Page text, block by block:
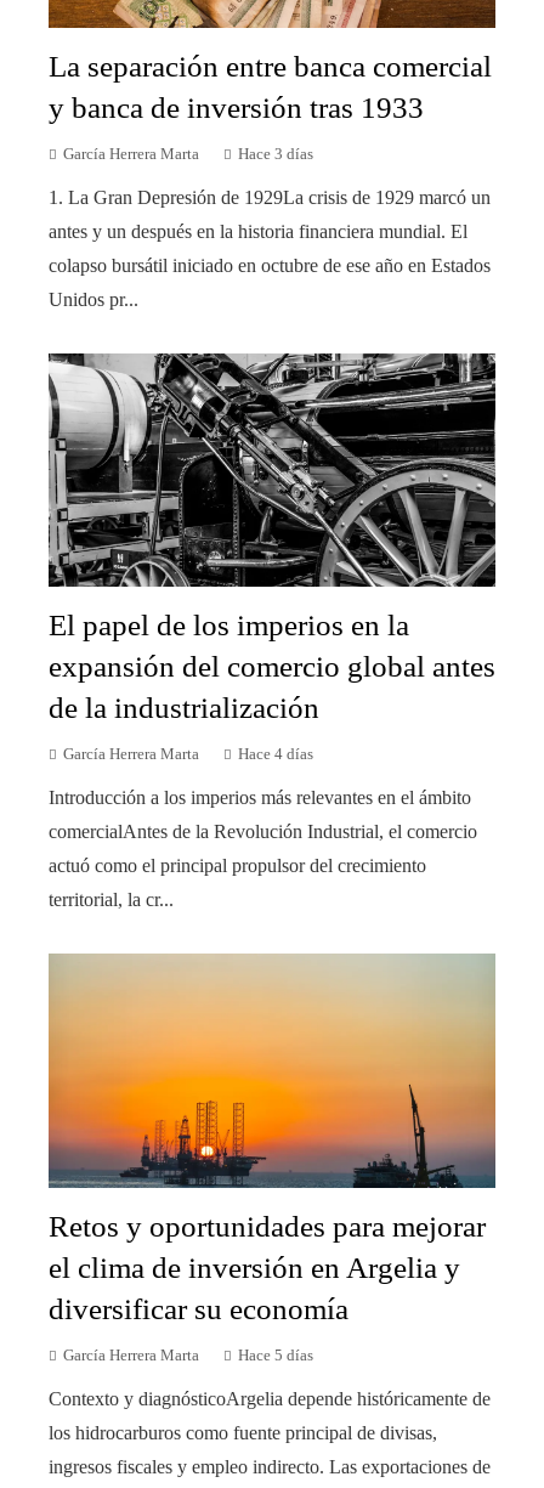
La separación entre banca comercial
y banca de inversión tras 1933
García Herrera Marta Hace 3 días
1. La Gran Depresión de 1929La crisis de 1929 marcó un
antes y un después en la historia financiera mundial. El
colapso bursátil iniciado en octubre de ese año en Estados
Unidos pr...
El papel de los imperios en la
expansión del comercio global antes
de la industrialización
García Herrera Marta Hace 4 días
Introducción a los imperios más relevantes en el ámbito
comercialAntes de la Revolución Industrial, el comercio
actuó como el principal propulsor del crecimiento
territorial, la cr...
Retos y oportunidades para mejorar
el clima de inversión en Argelia y
diversificar su economía
García Herrera Marta Hace 5 días
Contexto y diagnósticoArgelia depende históricamente de
los hidrocarburos como fuente principal de divisas,
ingresos fiscales y empleo indirecto. Las exportaciones de